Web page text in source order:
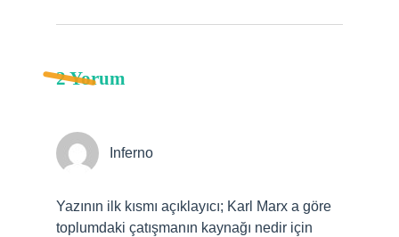
2 Yorum
Inferno
Yazının ilk kısmı açıklayıcı; Karl Marx a göre
toplumdaki çatışmanın kaynağı nedir için